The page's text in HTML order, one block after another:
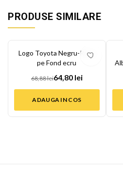
PRODUSE SIMILARE
%
Logo Toyota Negru-Rosu
pe Fond ecru
68,88 lei64,80 lei
ADAUGA IN COS